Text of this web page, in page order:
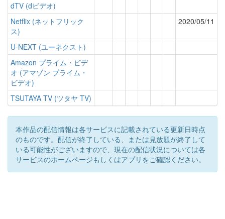
dTV (dビデオ)
Netflix (ネットフリック
ス)
2020/05/11
U-NEXT (ユーネクスト)
Amazon プライム・ビデ
オ (アマゾン プライム・
ビデオ)
TSUTAYA TV (ツタヤ TV)
本作品の配信情報は各サービスに記載されている更新日時点
のものです。配信が終了している、または見放題が終了して
いる可能性がございますので、現在の配信状況については各
サービスのホームページもしくはアプリをご確認ください。